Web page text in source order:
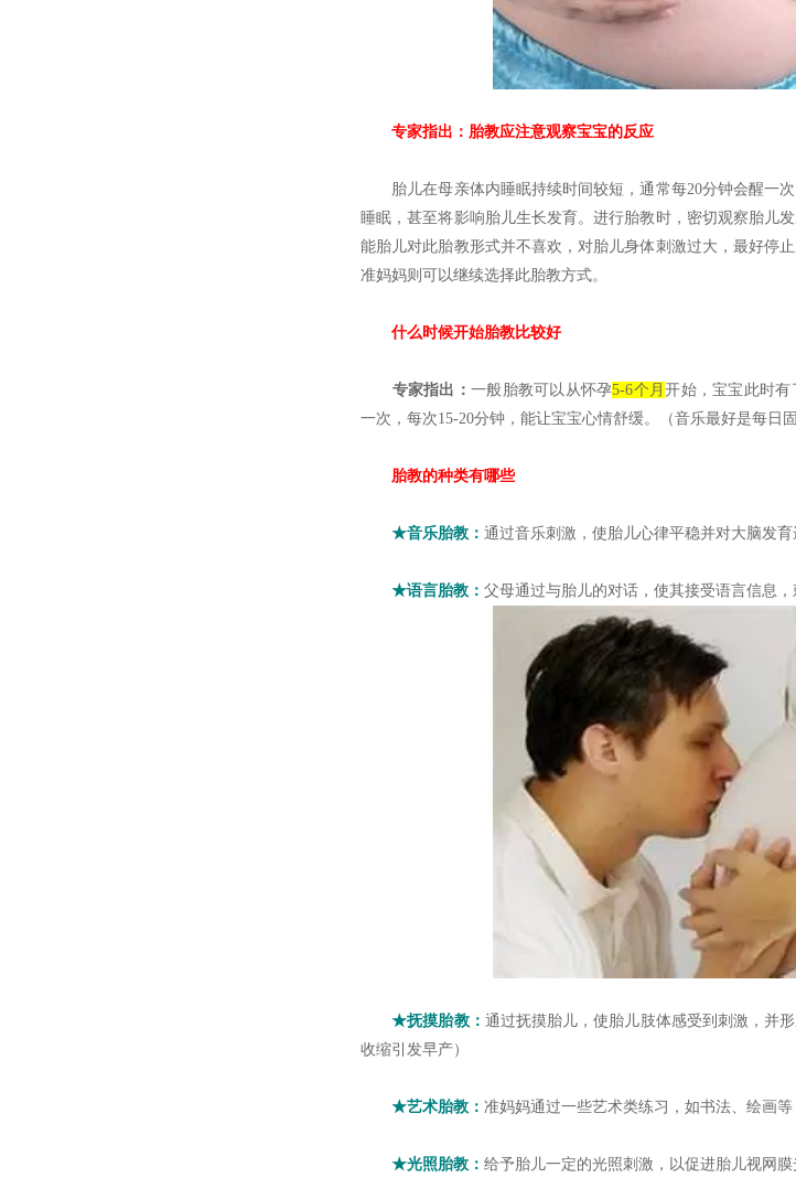
专家指出：胎教应注意观察宝宝的反应
胎儿在母亲体内睡眠持续时间较短，通常每20分钟会醒一
睡眠，甚至将影响胎儿生长发育。进行胎教时，密切观察胎儿
能胎儿对此胎教形式并不喜欢，对胎儿身体刺激过大，最好停
准妈妈则可以继续选择此胎教方式。
什么时候开始胎教比较好
专家指出： 一般胎教可以从怀孕5-6个月开始，宝宝此时有
一次，每次15-20分钟，能让宝宝心情舒缓。（音乐最好是每日
胎教的种类有哪些
★音乐胎教： 通过音乐刺激，使胎儿心律平稳并对大脑发
★语言胎教： 父母通过与胎儿的对话，使其接受语言信息，
★抚摸胎教： 通过抚摸胎儿，使胎儿肢体感受到刺激，并
收缩引发早产）
★艺术胎教： 准妈妈通过一些艺术类练习，如书法、绘画等
★光照胎教： 给予胎儿一定的光照刺激，以促进胎儿视网膜